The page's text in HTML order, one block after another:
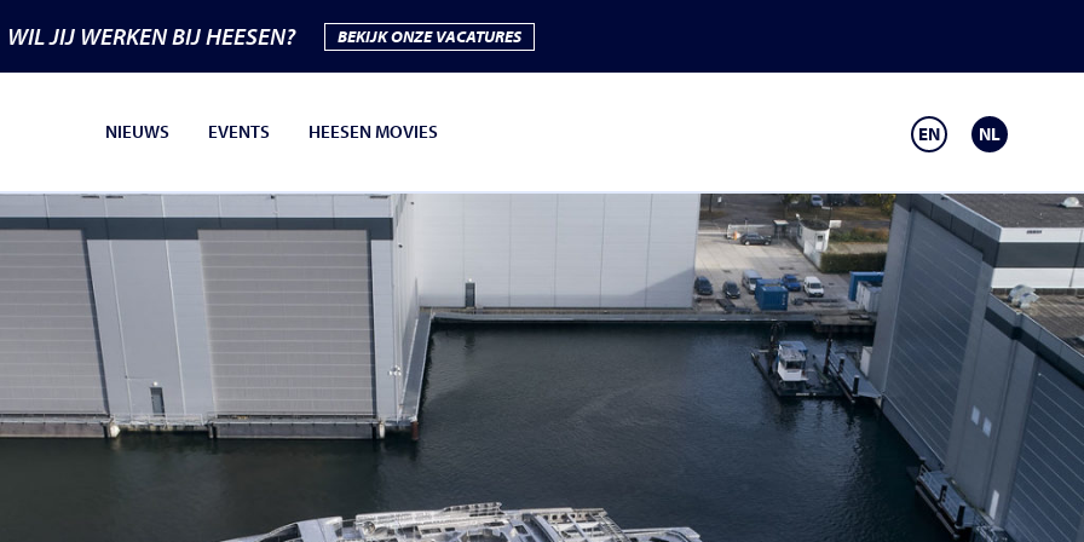
WIL JIJ WERKEN BIJ HEESEN? BEKIJK ONZE VACATURES
NIEUWS EVENTS HEESEN MOVIES EN NL